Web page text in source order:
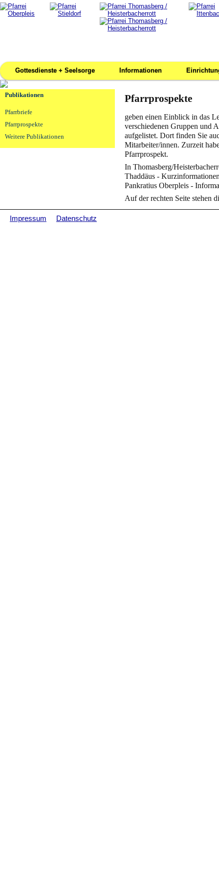
Gottesdienste + Seelsorge Informationen
Publikationen
Pfarrbriefe
Pfarrprospekte
Weitere Publikationen
Pfarrprospekte
geben einen Einblick in das
verschiedenen Gruppen und
aufgelistet. Dort finden Sie
Mitarbeiter/innen. Zurzeit
Pfarrprospekt.
In Thomasberg/
Thaddäus -
Pankratius Oberpleis -
Auf der rechten Seite stehen
Impressum Datenschutz